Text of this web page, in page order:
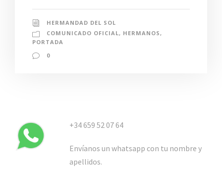
HERMANDAD DEL SOL
COMUNICADO OFICIAL, HERMANOS ,
PORTADA
0
+34 659 52 07 64
Envíanos un whatsapp con tu nombre y
apellidos.